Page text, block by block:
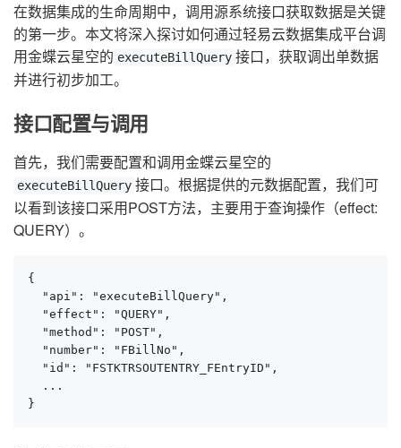
在数据集成的生命周期中，调用源系统接口获取数据是关键
的第一步。本文将深入探讨如何通过轻易云数据集成平台调
用金蝶云星空的 executeBillQuery 接口，获取调出单数据
并进行初步加工。
接口配置与调用
首先，我们需要配置和调用金蝶云星空的
executeBillQuery 接口。根据提供的元数据配置，我们可
以看到该接口采用POST方法，主要用于查询操作（effect:
QUERY）。
{
  "api": "executeBillQuery",
  "effect": "QUERY",
  "method": "POST",
  "number": "FBillNo",
  "id": "FSTKTRSOUTENTRY_FEntryID",
  ...
}